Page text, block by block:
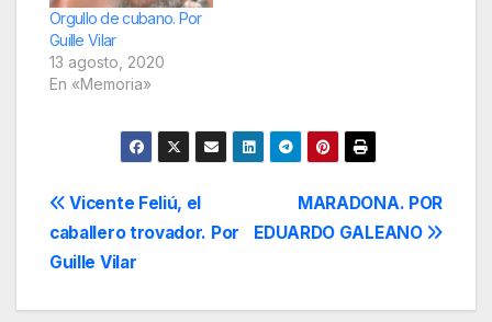
Latina" Fuente:
Granma Adalberto
Ríos Szalay es un
profesional del lente
Orgullo de cubano. Por
Guille Vilar
13 agosto, 2020
En «Memoria»
Navegación
de
entradas
MARADONA. POR
EDUARDO GALEANO
Vicente Feliú, el
caballero trovador. Por
Guille Vilar